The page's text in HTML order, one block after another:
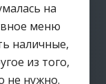
на
меню
наличные,
из того,
не нужно.